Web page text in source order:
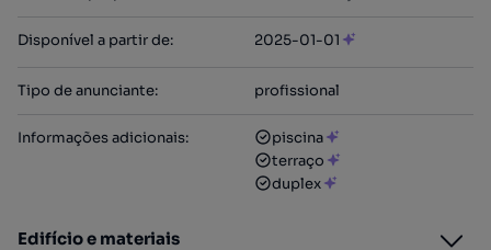
Disponível a partir de: 2025-01-01
Tipo de anunciante: profissional
Informações adicionais:
piscina
terraço
duplex
Edifício e materiais